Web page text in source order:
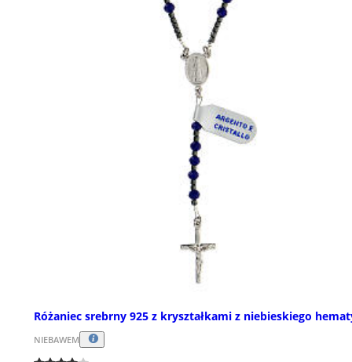
Różaniec srebrny 925 z kryształkami z niebieskiego
NIEBAWEM